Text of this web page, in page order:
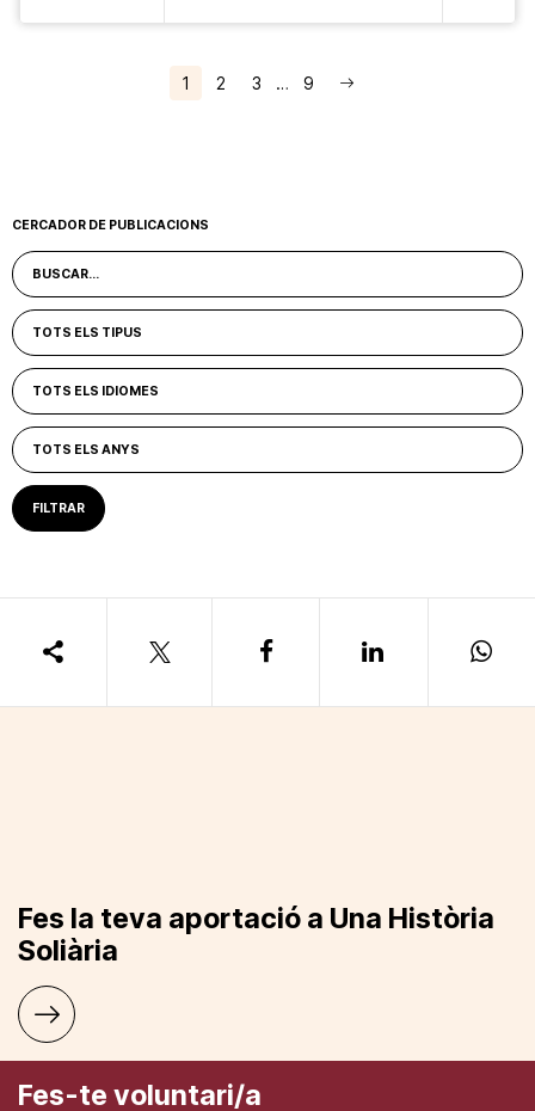
1 2 3 … 9
CERCADOR DE PUBLICACIONS
Fes la teva aportació a Una Història
Soliària
Fes-te voluntari/a